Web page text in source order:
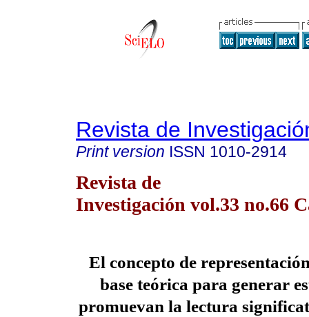
Revista de
Print version ISSN 1010-2914
Revista de
Investigación vol.33 no.66
El concepto de
base teórica para generar
promuevan la lectura